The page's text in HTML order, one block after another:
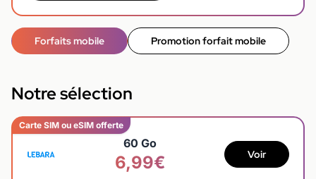
Forfaits mobile Promotion forfait mobile
Notre sélection
Carte SIM ou eSIM offerte
60 Go
6,99€ Voir